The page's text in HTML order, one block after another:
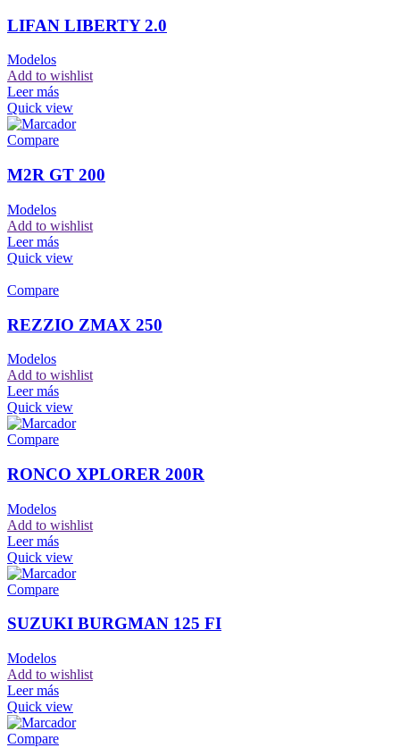
LIFAN LIBERTY 2.0
Modelos
Add to wishlist
Leer más
Quick view
Compare
M2R GT 200
Modelos
Add to wishlist
Leer más
Quick view
Compare
REZZIO ZMAX 250
Modelos
Add to wishlist
Leer más
Quick view
Compare
RONCO XPLORER 200R
Modelos
Add to wishlist
Leer más
Quick view
Compare
SUZUKI BURGMAN 125 FI
Modelos
Add to wishlist
Leer más
Quick view
Compare